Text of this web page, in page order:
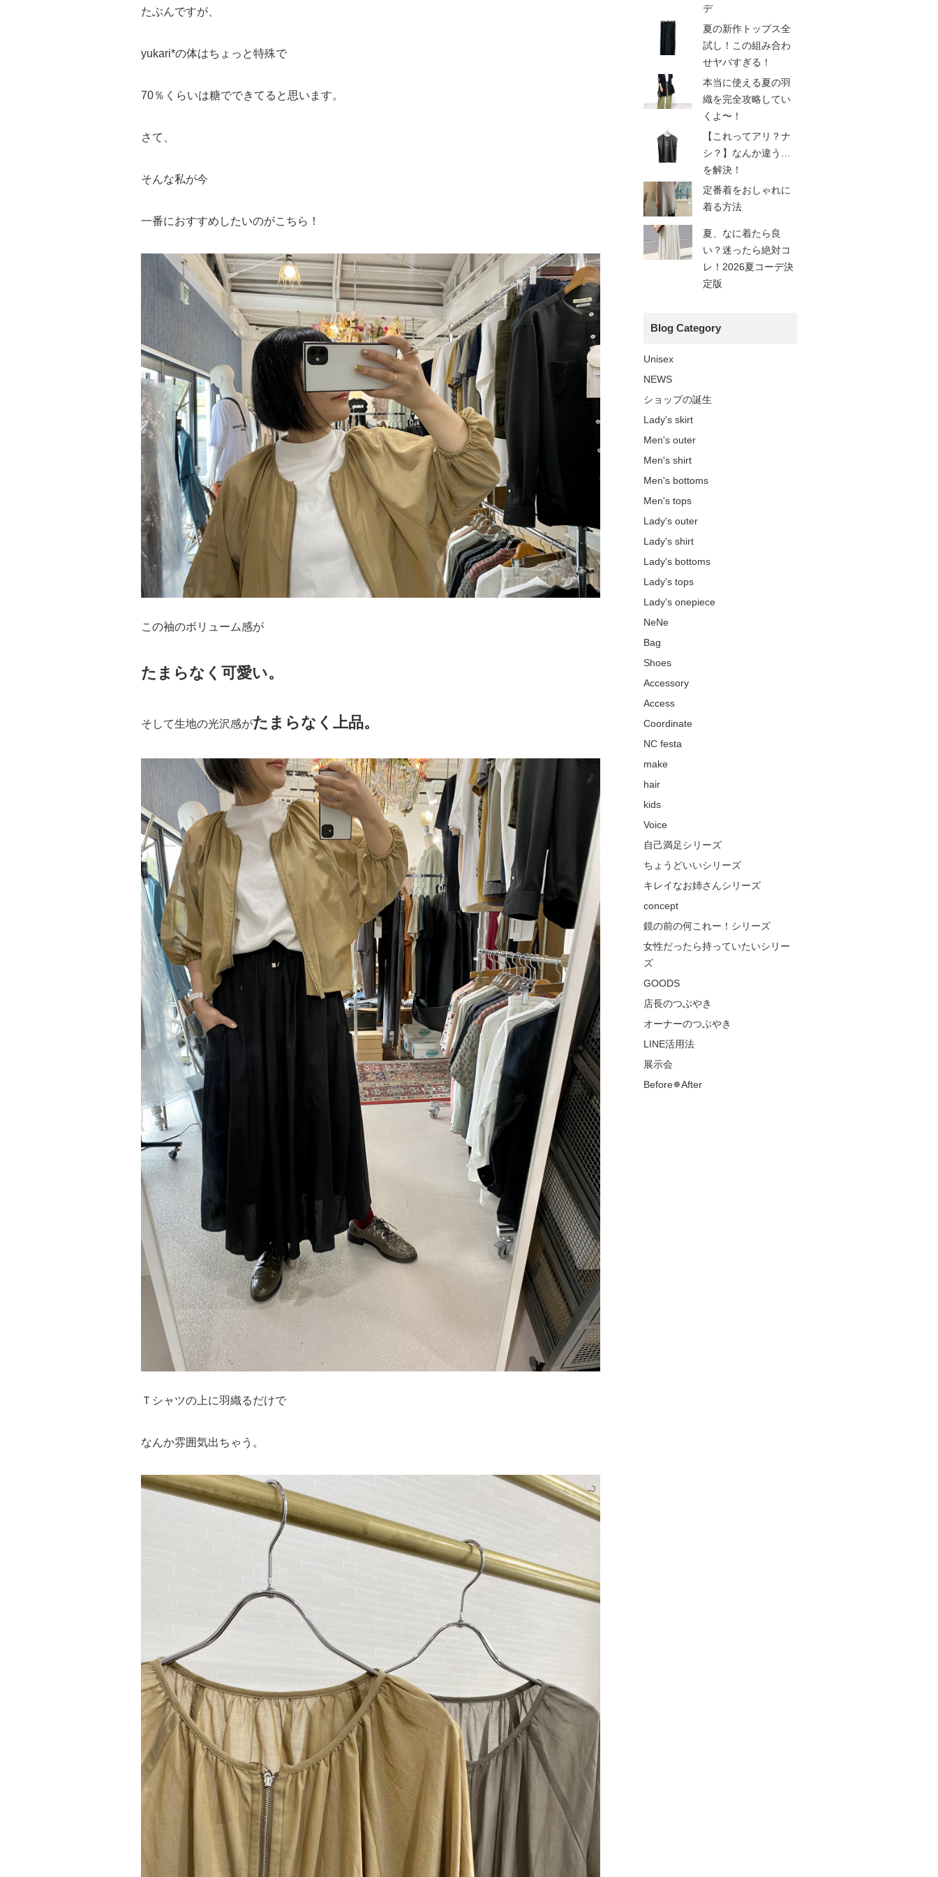
たぶんですが、
yukari*の体はちょっと特殊で
70％くらいは糖でできてると思います。
さて、
そんな私が今
一番におすすめしたいのがこちら！
この袖のボリューム感が
たまらなく可愛い。
そして生地の光沢感がたまらなく上品。
Ｔシャツの上に羽織るだけで
なんか雰囲気出ちゃう。
デ
夏の新作トップス全
試し！この組み合わ
せヤバすぎる！
本当に使える夏の羽
織を完全攻略してい
くよ〜！
【これってアリ？ナ
シ？】なんか違う…
を解決！
定番着をおしゃれに
着る方法
夏、なに着たら良
い？迷ったら絶対コ
レ！2026夏コーデ決
定版
Blog Category
Unisex
NEWS
ショップの誕生
Lady's skirt
Men's outer
Men's shirt
Men's bottoms
Men's tops
Lady's outer
Lady's shirt
Lady's bottoms
Lady's tops
Lady's onepiece
NeNe
Bag
Shoes
Accessory
Access
Coordinate
NC festa
make
hair
kids
Voice
自己満足シリーズ
ちょうどいいシリーズ
キレイなお姉さんシリーズ
concept
鏡の前の何これー！シリーズ
女性だったら持っていたいシリー
ズ
GOODS
店長のつぶやき
オーナーのつぶやき
LINE活用法
展示会
Before✵After